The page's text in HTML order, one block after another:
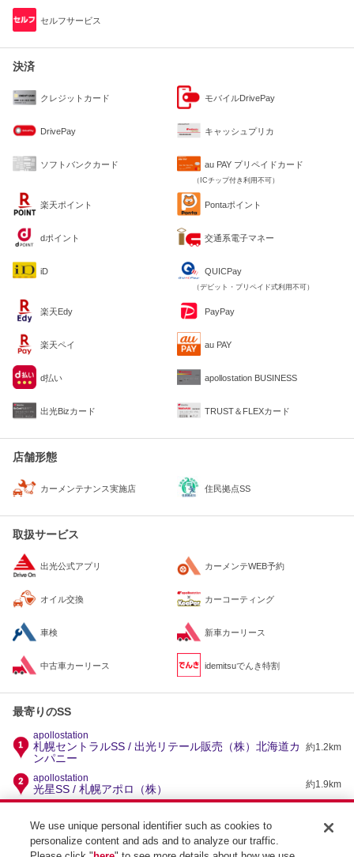
セルフサービス
決済
クレジットカード モバイルDrivePay
DrivePay キャッシュプリカ
ソフトバンクカード au PAY プリペイドカード
（ICチップ付き利用不可）
楽天ポイント Pontaポイント
dポイント 交通系電子マネー
iD QUICPay
（デビット・プリペイド式利用不可）
楽天Edy PayPay
楽天ペイ au PAY
d払い apollostation BUSINESS
出光Bizカード TRUST＆FLEXカード
店舗形態
カーメンテナンス実施店 住民拠点SS
取扱サービス
出光公式アプリ カーメンテWEB予約
オイル交換 カーコーティング
車検 新車カーリース
中古車カーリース idemitsuでんき特割
最寄りのSS
apollostation
札幌セントラルSS / 出光リテール販売（株）北海道カ
ンパニー
約1.2km
apollostation
光星SS / 札幌アポロ（株） 約1.9km
セルフ南五条SS / 札幌アポロ（株）
apollostation
セルフ西線9条SS / 札幌アポロ（株）
We use unique personal identifier such as cookies to
personalize content and ads and to analyze our traffic.